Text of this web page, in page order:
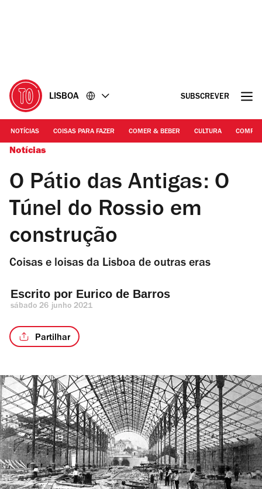
LISBOA SUBSCREVER
NOTÍCIAS COISAS PARA FAZER COMER & BEBER CULTURA
Notícias
O Pátio das Antigas: O
Túnel do Rossio em
construção
Coisas e loisas da Lisboa de outras eras
Escrito por Eurico de Barros
sábado 26 junho 2021
Partilhar